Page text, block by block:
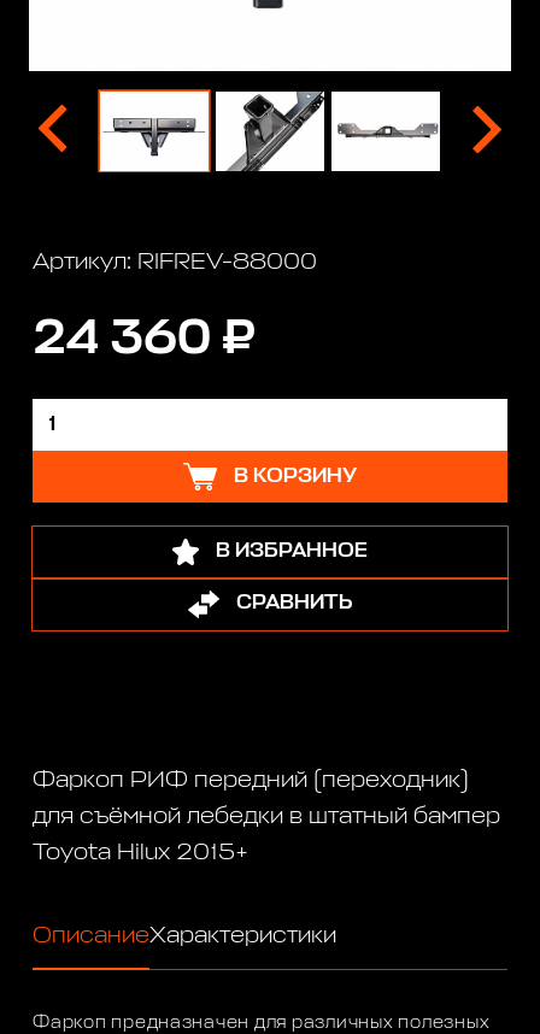
Артикул: RIFREV-88000
24 360 ₽
В КОРЗИНУ
В ИЗБРАННОЕ
СРАВНИТЬ
Фаркоп РИФ передний (переходник)
для съёмной лебедки в штатный бампер
Toyota Hilux 2015+
ОписаниеХарактеристики
Фаркоп предназначен для различных полезных